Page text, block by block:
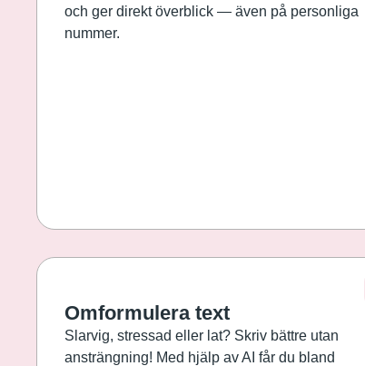
och ger direkt överblick — även på personliga
nummer.
Omformulera text
Slarvig, stressad eller lat? Skriv bättre utan
ansträngning! Med hjälp av AI får du bland